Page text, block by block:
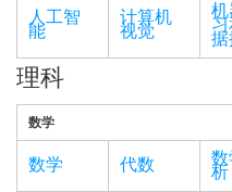
人工智
能
计算机
视觉
机
据
理科
数学
数学 代数 数
析